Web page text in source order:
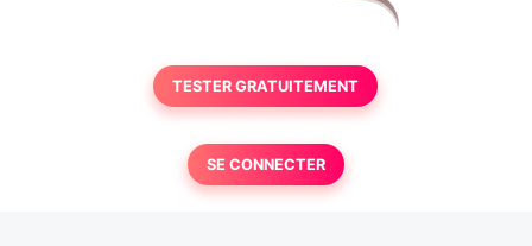
TESTER GRATUITEMENT
SE CONNECTER